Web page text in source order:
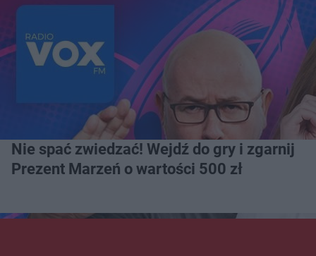
Nie spać zwiedzać! Wejdź do gry i zgarnij
Prezent Marzeń o wartości 500 zł